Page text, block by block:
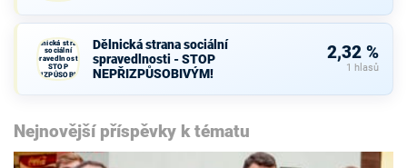
Dělnická strana
sociální
spravedlnosti -
STOP
NEPŘIZPŮSOBIVÝM!
Dělnická strana sociální
spravedlnosti - STOP
NEPŘIZPŮSOBIVÝM!
2,32 %
1 hlasů
Nejnovější příspěvky k tématu